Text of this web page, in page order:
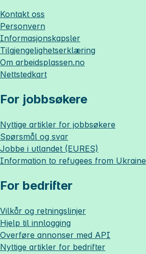
Kontakt oss
Personvern
Informasjonskapsler
Tilgjengelighetserklæring
Om arbeidsplassen.no
Nettstedkart
For jobbsøkere
Nyttige artikler for jobbsøkere
Spørsmål og svar
Jobbe i utlandet (EURES)
Information to refugees from Ukraine
For bedrifter
Vilkår og retningslinjer
Hjelp til innlogging
Overføre annonser med API
Nyttige artikler for bedrifter